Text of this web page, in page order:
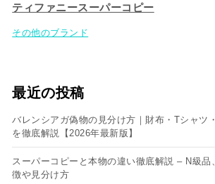
ティファニースーパーコピー
その他のブランド
最近の投稿
バレンシアガ偽物の見分け方｜財布・Tシャツ
を徹底解説【2026年最新版】
スーパーコピーと本物の違い徹底解説 – N級
徴や見分け方